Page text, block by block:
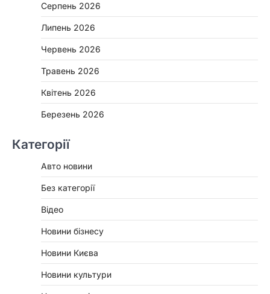
Серпень 2026
Липень 2026
Червень 2026
Травень 2026
Квітень 2026
Березень 2026
Категорії
Авто новини
Без категорії
Відео
Новини бізнесу
Новини Києва
Новини культури